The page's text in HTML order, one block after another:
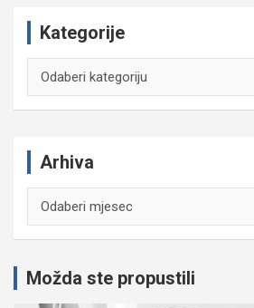
Kategorije
Arhiva
Možda ste propustili